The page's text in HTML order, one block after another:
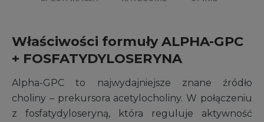
Właściwości formuły ALPHA-GPC
+ FOSFATYDYLOSERYNA
Alpha-GPC to najwydajniejsze znane źródło
choliny – prekursora acetylocholiny. W połączeniu
z fosfatydyloseryną, która reguluje aktywność